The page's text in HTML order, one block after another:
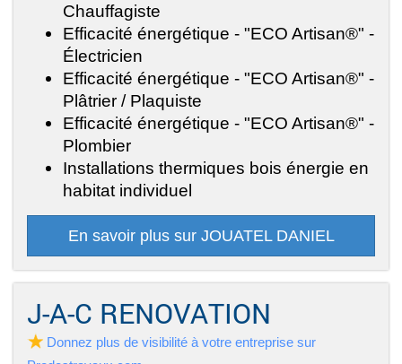
Chauffagiste
Efficacité énergétique - "ECO Artisan®" -
Électricien
Efficacité énergétique - "ECO Artisan®" -
Plâtrier / Plaquiste
Efficacité énergétique - "ECO Artisan®" -
Plombier
Installations thermiques bois énergie en
habitat individuel
En savoir plus sur JOUATEL DANIEL
J-A-C RENOVATION
Donnez plus de visibilité à votre entreprise sur